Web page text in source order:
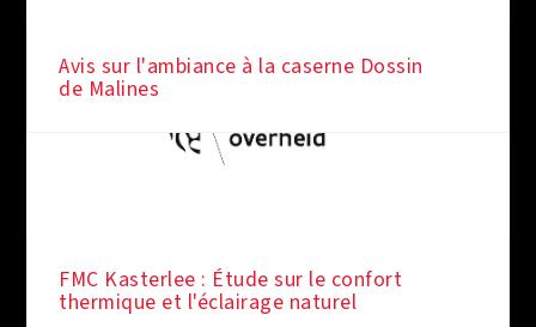
Avis sur l'ambiance à la caserne Dossin
de Malines
FMC Kasterlee : Étude sur le confort
thermique et l'éclairage naturel